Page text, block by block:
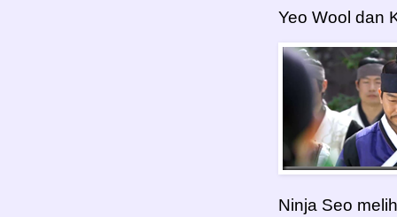
Yeo Wool dan
Ninja Seo